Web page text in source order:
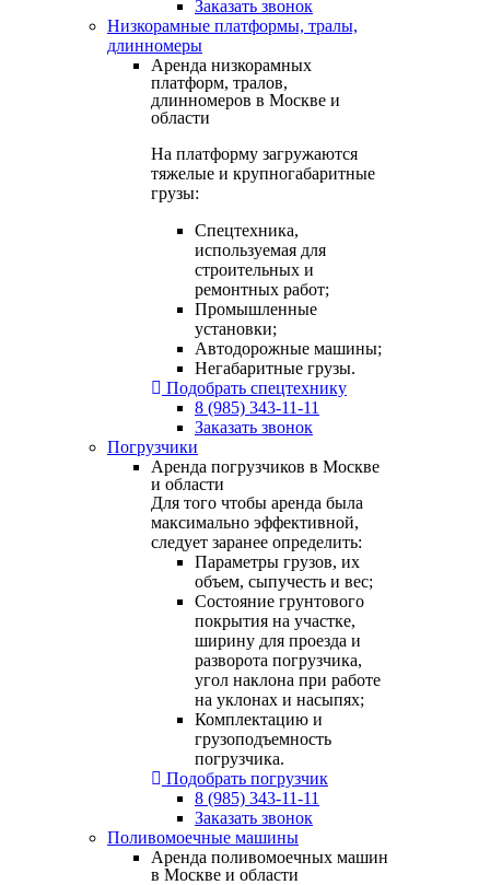
Заказать звонок
Низкорамные платформы, тралы,
длинномеры
Аренда низкорамных
платформ, тралов,
длинномеров в Москве и
области
На платформу загружаются
тяжелые и крупногабаритные
грузы:
Спецтехника,
используемая для
строительных и
ремонтных работ;
Промышленные
установки;
Автодорожные машины;
Негабаритные грузы.
Подобрать спецтехнику
8 (985) 343-11-11
Заказать звонок
Погрузчики
Аренда погрузчиков в Москве
и области
Для того чтобы аренда была
максимально эффективной,
следует заранее определить:
Параметры грузов, их
объем, сыпучесть и вес;
Состояние грунтового
покрытия на участке,
ширину для проезда и
разворота погрузчика,
угол наклона при работе
на уклонах и насыпях;
Комплектацию и
грузоподъемность
погрузчика.
Подобрать погрузчик
8 (985) 343-11-11
Заказать звонок
Поливомоечные машины
Аренда поливомоечных машин
в Москве и области